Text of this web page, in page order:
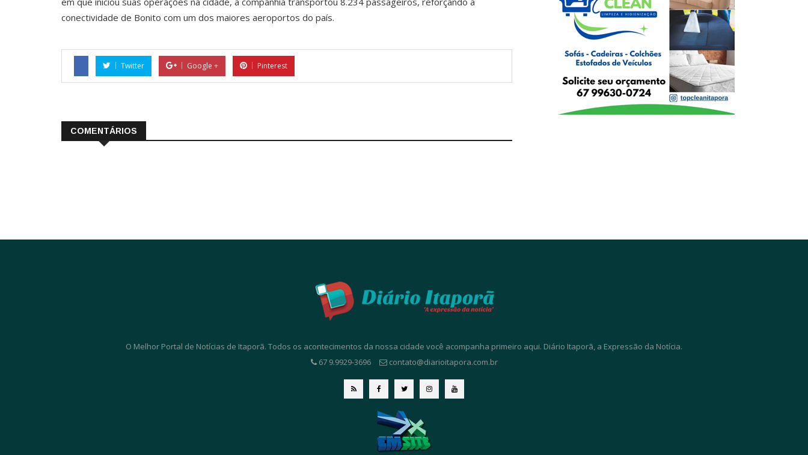
conectividade de Bonito com um dos maiores aeroportos do país.
Twitter Google + Pinterest
COMENTÁRIOS
O Melhor Portal de Notícias de Itaporã. Todos os acontecimentos da nossa cidade você acompanha primeiro aqui. Diário Itaporã, a Expressão da Notícia.
67 9.9929-3696
contato@diarioitapora.com.br